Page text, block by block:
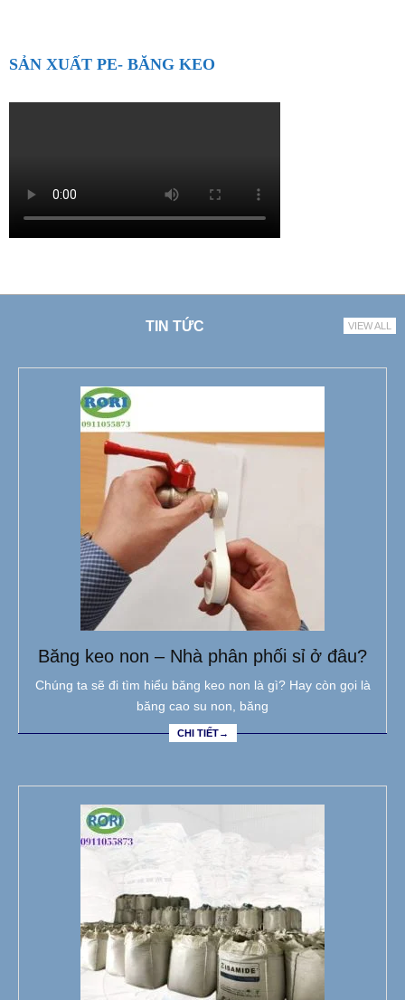
SẢN XUẤT PE- BĂNG KEO
TIN TỨC VIEW ALL
Băng keo non – Nhà phân phối sỉ ở đâu?
Chúng ta sẽ đi tìm hiểu băng keo non là gì? Hay còn gọi là
băng cao su non, băng
CHI TIẾT→